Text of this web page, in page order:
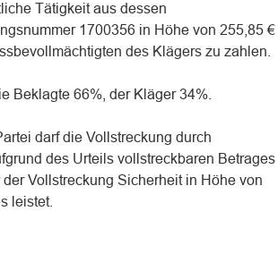
Tätigkeit aus dessen
1700356 in Höhe von 255,85 €
des Klägers zu zahlen.
Beklagte 66%, der Kläger 34%.
darf die Vollstreckung durch
des Urteils vollstreckbaren Betrages
Vollstreckung Sicherheit in Höhe von
leistet.